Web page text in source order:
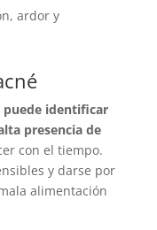
ardor y
puede identificar
presencia de
con el tiempo.
y darse por
alimentación